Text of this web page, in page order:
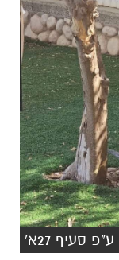
סעיף 27א'
שאצא לזעוק
בני החייל בן ה-19 כשבשבי יושבים
לא היית מסכים